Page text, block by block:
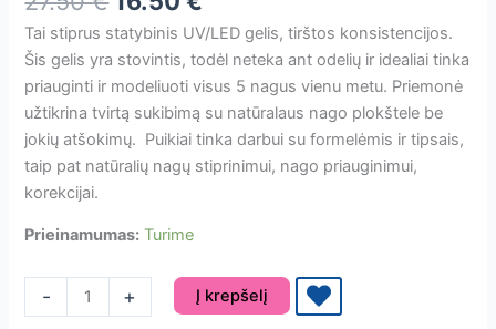
price
was:
27.50 €.
price
is:
16.50 €.
Tai stiprus statybinis UV/LED gelis, tirštos konsistencijos.
Šis gelis yra stovintis, todėl neteka ant odelių ir idealiai tinka
priauginti ir modeliuoti visus 5 nagus vienu metu. Priemonė
užtikrina tvirtą sukibimą su natūralaus nago plokštele be
jokių atšokimų. Puikiai tinka darbui su formelėmis ir tipsais,
taip pat natūralių nagų stiprinimui, nago priauginimui,
korekcijai.
Prieinamumas: Turime
-
produkto
kiekis:
+ Į krepšelį